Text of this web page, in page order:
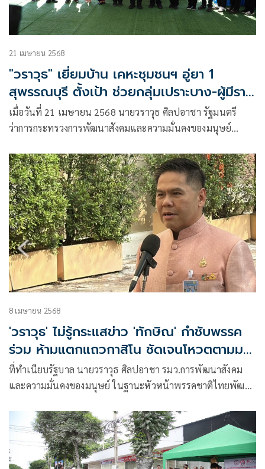
21 เมษายน 2568
"วราวุธ" เยี่ยมบ้าน เคหะชุมชนฯ อู่ยา 1
สุพรรณบุรี ตั้งเป้า ช่วยกลุ่มเปราะบาง-ผู้มีราย
ได้น้อย เข้าไม่ถึงสินเชื่อสถาบันการเงิน
เมื่อวันที่ 21 เมษายน 2568 นายวราวุธ ศิลปอาชา รัฐมนตรี
ว่าการกระทรวงการพัฒนาสังคมและความมั่นคงของมนุษย์
8 เมษายน 2568
'วราวุธ' ไม่รู้กระแสข่าว 'ทักษิณ' กำชับพรรค
ร่วม ห้ามแตกแถวกาสิโน ชัดเจนโหวตตามมติ
วิปรัฐบาล
ที่ทำเนียบรัฐบาล นายวราวุธ ศิลปอาชา รมว.การพัฒนาสังคม
และความมั่นคงของมนุษย์ ในฐานะหัวหน้าพรรคชาติไทยพัฒนา